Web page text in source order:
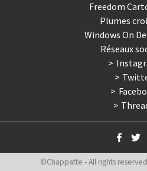
Freedom
Plumes
Windows On
Réseaux
©Chappatte - All rights